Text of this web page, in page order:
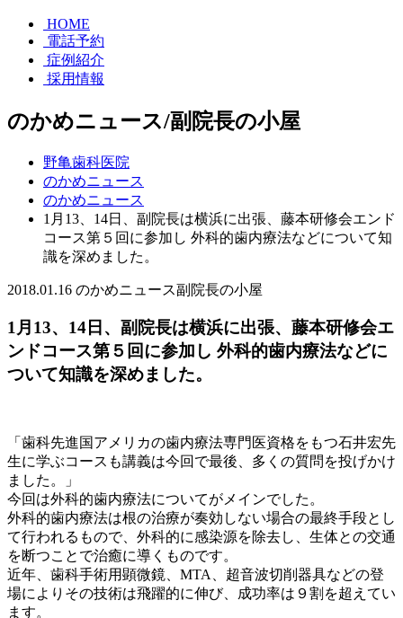
HOME
電話予約
症例紹介
採用情報
のかめニュース/副院長の小屋
野亀歯科医院
のかめニュース
のかめニュース
1月13、14日、副院長は横浜に出張、藤本研修会エンド
コース第５回に参加し 外科的歯内療法などについて知
識を深めました。
2018.01.16 のかめニュース副院長の小屋
1月13、14日、副院長は横浜に出張、藤本研修会エ
ンドコース第５回に参加し 外科的歯内療法などに
ついて知識を深めました。
「歯科先進国アメリカの歯内療法専門医資格をもつ石井宏先
生に学ぶコースも講義は今回で最後、多くの質問を投げかけ
ました。」
今回は外科的歯内療法についてがメインでした。
外科的歯内療法は根の治療が奏効しない場合の最終手段とし
て行われるもので、外科的に感染源を除去し、生体との交通
を断つことで治癒に導くものです。
近年、歯科手術用顕微鏡、MTA、超音波切削器具などの登
場によりその技術は飛躍的に伸び、成功率は９割を超えてい
ます。